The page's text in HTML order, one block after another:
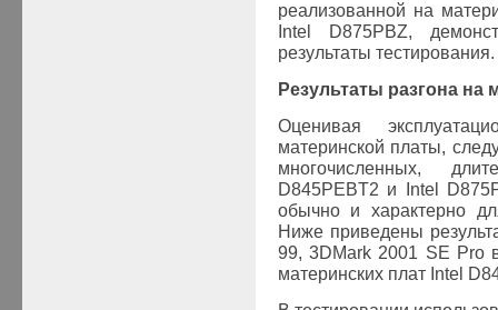
реализованной на
Intel D875PBZ,
результаты тестирования.
Результаты разгона на
Оценивая
материнской платы,
многочисленных,
D845PEBT2 и Intel
обычно и характерно
Ниже приведены
99, 3DMark 2001 SE Pro
материнских плат Intel